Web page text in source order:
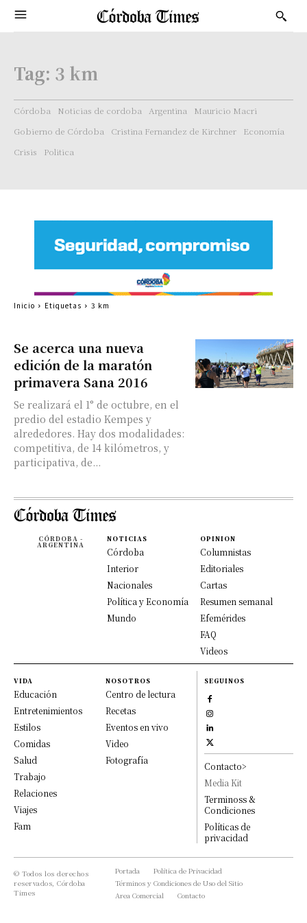
Tag: 3 km
Córdoba Noticias de cordoba Argentina
Mauricio Macri
Gobierno de Córdoba
Cristina Fernandez de Kirchner
Economía
Crisis
Politica
Se acerca una nueva
edición de la maratón
primavera Sana 2016
Se realizará el 1° de octubre, en el
predio del estadio Kempes y
alrededores. Hay dos modalidades:
competitiva, de 14 kilómetros, y
participativa, de...
Inicio Etiquetas 3 km
CÓRDOBA -
ARGENTINA
NOTICIAS
Córdoba
Interior
Nacionales
Política y Economía
Mundo
OPINION
Columnistas
Editoriales
Cartas
Resumen semanal
Efemérides
FAQ
Videos
VIDA
Educación
Entretenimientos
Estilos
Comidas
Salud
Trabajo
Relaciones
Viajes
Fam
NOSOTROS
Centro de lectura
Recetas
Eventos en vivo
Video
Fotografía
SEGUINOS
Contacto>
Media Kit
Terminoss &
Condiciones
Políticas de
privacidad
© Todos los derechos
reservados, Córdoba
Times
Portada
Política de Privacidad
Términos y Condiciones de Uso del Sitio
Area Comercial
Contacto